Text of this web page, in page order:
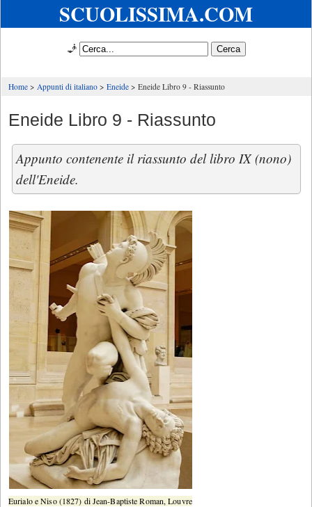
SCUOLISSIMA.COM
🧞
Home Appunti di italiano Eneide Eneide Libro 9 - Riassunto
Eneide Libro 9 - Riassunto
Appunto contenente il riassunto del libro IX (nono)
dell'Eneide.
Eurialo e Niso (1827) di Jean-Baptiste Roman, Louvre